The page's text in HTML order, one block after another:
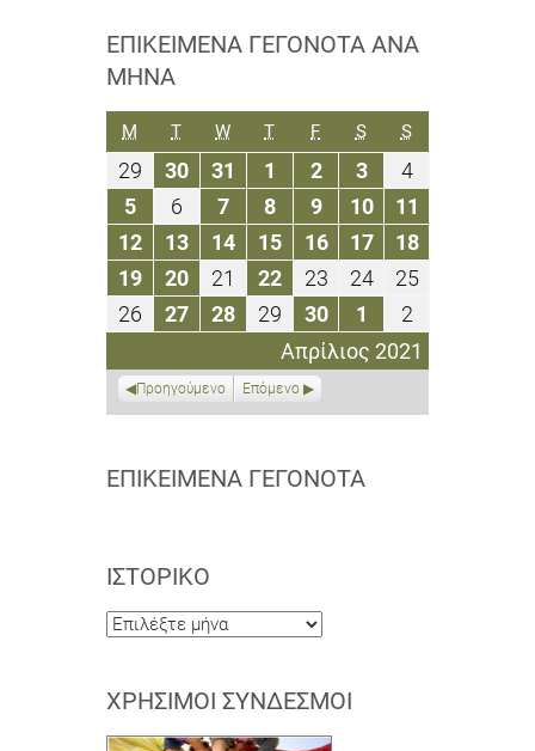
ΕΠΙΚΕΊΜΕΝΑ ΓΕΓΟΝΌΤΑ ΑΝΆ
ΜΉΝΑ
Απρίλιος 2021
M ΔΕΥΤΈΡΑ
TΤΡΊΤΗ
WΤΕΤΆΡΤΗ
TΠΈΜΠΤΗ
FΠΑΡΑΣΚΕΥΉ
SΣΆΒΒΑΤΟ
SΚΥΡΙΑΚΉ
29
Μαρτίου
2021
3030
Μαρτίου
2021
31
Μαρτίου
2021
1
Απριλίου
2021
22
Απριλίου
2021
33
Απριλίου
2021
44
Απριλίου
2021
55
Απριλίου
2021
6
Απριλίου
2021
77
Απριλίου
2021
88
Απριλίου
2021
99
Απριλίου
2021
1010
Απριλίου
2021
11
Απριλίου
2021
1212
Απριλίου
2021
1313
Απριλίου
2021
1414
Απριλίου
2021
1515
Απριλίου
2021
1616
Απριλίου
2021
1717
Απριλίου
2021
1818
Απριλίου
2021
1919
Απριλίου
2021
2020
Απριλίου
2021
21
Απριλίου
2021
2222
Απριλίου
2021
2323
Απριλίου
2021
2424
Απριλίου
2021
2525
2021
26
Απριλίου
2727
Απριλίου
2828
Απριλίου
2021
29
Απριλίου
2021
3030
Απριλίου
2021
1
Μαΐου
2021
22
Μαΐου
2021
Προηγούμενο Επόμενο
ΕΠΙΚΕΊΜΕΝΑ ΓΕΓΟΝΌΤΑ
ΙΣΤΟΡΙΚΌ
Ιστορικό
ΧΡΉΣΙΜΟΙ ΣΎΝΔΕΣΜΟΙ